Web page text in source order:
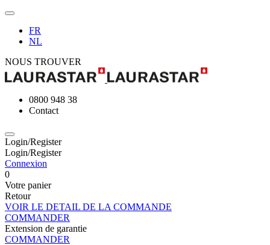
FR
NL
NOUS TROUVER
0800 948 38
Contact
Login/Register
Login/Register
Connexion
0
Votre panier
Retour
VOIR LE DETAIL DE LA COMMANDE
COMMANDER
Extension de garantie
COMMANDER